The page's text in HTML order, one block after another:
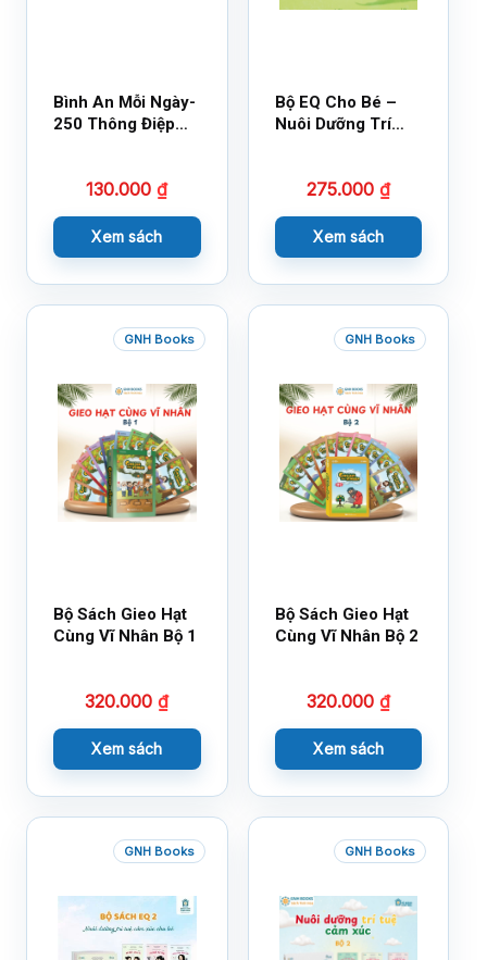
Bình An Mỗi Ngày-
250 Thông Điệp
130.000₫
Xem sách
Bộ EQ Cho Bé –
Nuôi Dưỡng Trí
275.000 ₫
Xem sách
GNH Books
Bộ Sách Gieo Hạt
Cùng Vĩ Nhân Bộ 1
320.000₫
Xem sách
GNH Books
Bộ Sách Gieo Hạt
Cùng Vĩ Nhân Bộ 2
320.000 ₫
Xem sách
GNH Books GNH Books